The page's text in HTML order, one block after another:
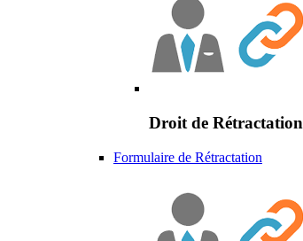
Droit de Rétractation
Formulaire de Rétractation